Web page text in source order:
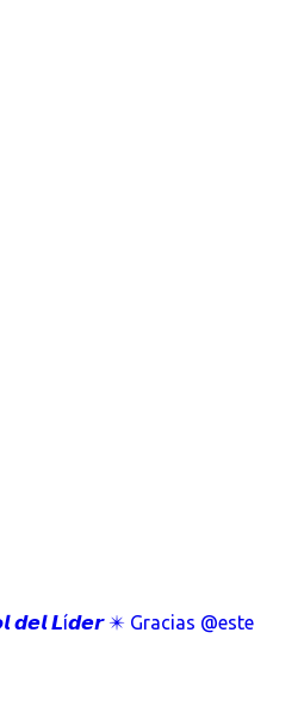
𝙙𝙚𝙡 𝙇í𝙙𝙚𝙧 ✴️ Gracias @este